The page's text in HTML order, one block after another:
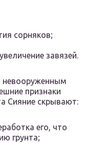
сорняков;
завязей.
невооруженным
признаки
Сияние скрывают:
его, что
грунта;